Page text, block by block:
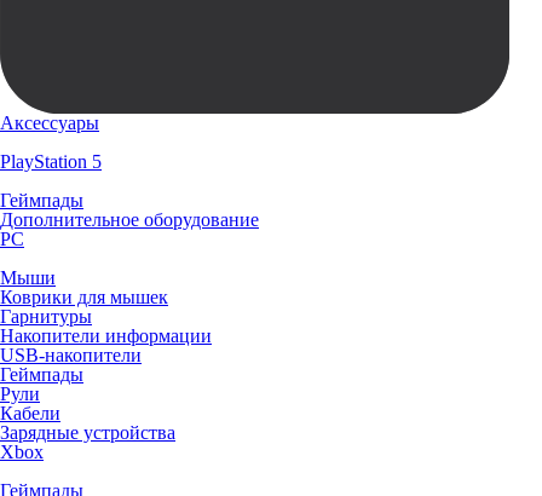
Аксессуары
PlayStation 5
Геймпады
Дополнительное оборудование
PC
Мыши
Коврики для мышек
Гарнитуры
Накопители информации
USB-накопители
Геймпады
Рули
Кабели
Зарядные устройства
Xbox
Геймпады